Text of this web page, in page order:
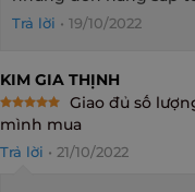
Trả lời • 19/10/2022
KIM GIA THỊNH
Rated5
out of 5
Giao đủ số
mình mua
Trả lời • 21/10/2022